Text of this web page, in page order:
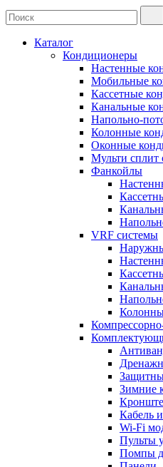
Каталог
Кондиционеры
Настенные
Мобильные
Кассетные
Канальные
Напольно-
Колонные
Оконные
Мульти сплит
Фанкойлы
VRF системы
Зимние
Кабель
Wi-Fi
Пульты
Помпы